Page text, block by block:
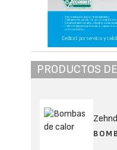
PRODUCTOS